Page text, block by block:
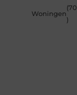
Woningen
(70
)